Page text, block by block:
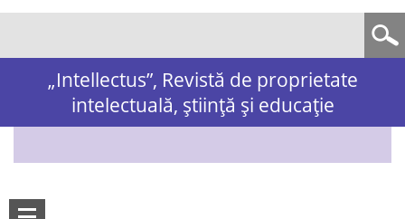
„Intellectus”, Revistă de proprietate
intelectuală, știință și educație